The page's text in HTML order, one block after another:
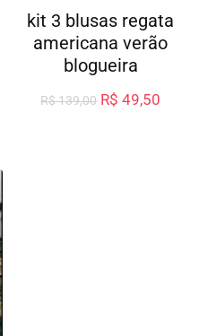
kit 3 blusas regata
americana verão
blogueira
R$139,00 R$ 49,50